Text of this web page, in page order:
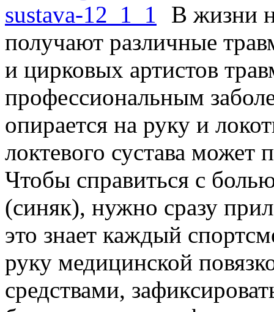
В жизни
получают различные
и цирковых артистов
профессиональным
опирается на руку и
локтевого сустава может
Чтобы справиться с
(синяк), нужно сразу
это знает каждый
руку медицинской
средствами,